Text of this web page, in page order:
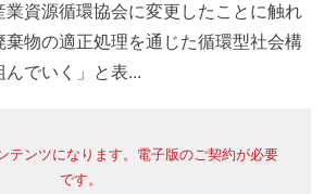
資源循環協会に変更したことに触れ
棄物の適正処理を通じた循環型社会構
でいく」と表...
テンツになります。電子版のご契約が必要
です。